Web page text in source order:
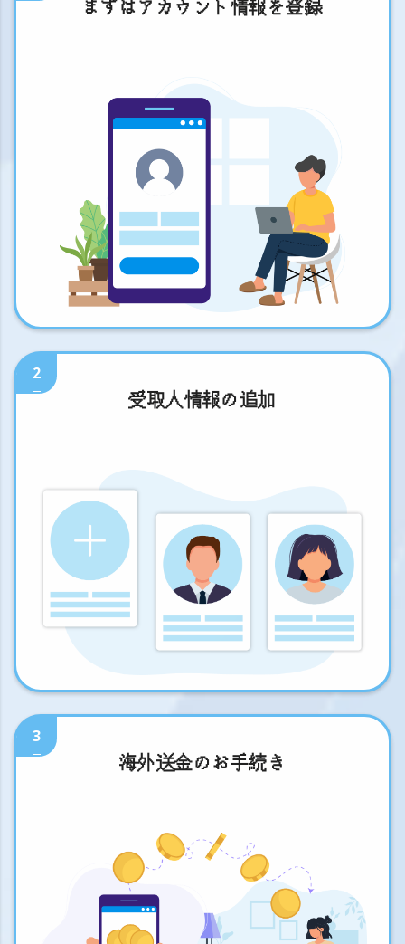
まずはアカウント情報を登録
2
受取人情報の追加
3
海外送金のお手続き